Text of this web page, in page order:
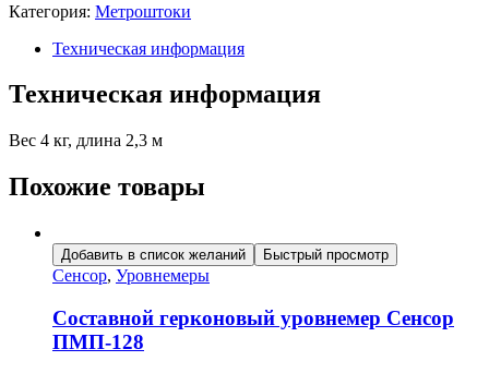
Категория: Метроштоки
Техническая информация
Техническая информация
Вес 4 кг, длина 2,3 м
Похожие товары
Добавить в список желаний Быстрый просмотр
Сенсор, Уровнемеры
Составной герконовый уровнемер Сенсор
ПМП-128